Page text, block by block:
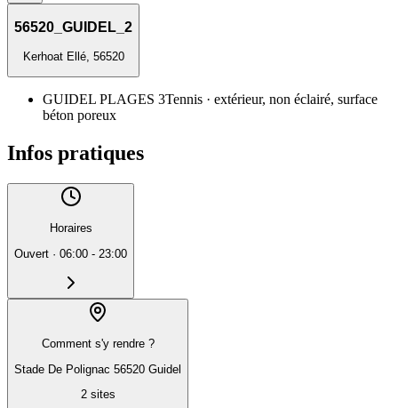
56520_GUIDEL_2
Kerhoat Ellé, 56520
GUIDEL PLAGES 3Tennis · extérieur, non éclairé, surface
béton poreux
Infos pratiques
Horaires
Ouvert · 06:00 - 23:00
Comment s'y rendre ?
Stade De Polignac 56520 Guidel
2sites